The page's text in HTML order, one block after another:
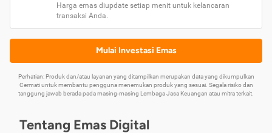
Harga emas diupdate setiap menit untuk kelancaran
transaksi Anda.
Mulai Investasi Emas
Perhatian: Produk dan/atau layanan yang ditampilkan merupakan data yang dikumpulkan
Cermati untuk membantu pengguna menemukan produk yang sesuai. Segala risiko dan
tanggung jawab berada pada masing-masing Lembaga Jasa Keuangan atau mitra terkait.
Tentang Emas Digital